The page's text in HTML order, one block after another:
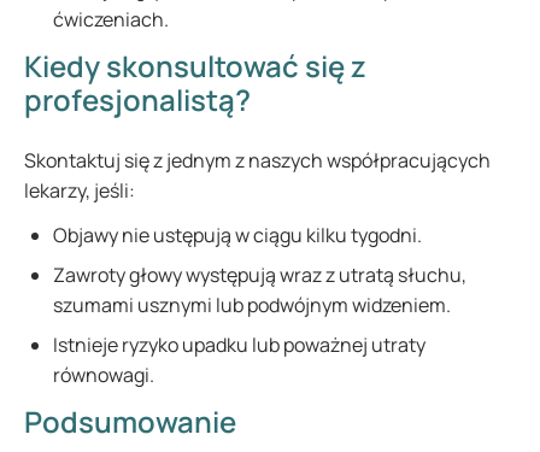
ćwiczeniach.
Kiedy skonsultować się z
profesjonalistą?
Skontaktuj się z jednym z naszych współpracujących
lekarzy, jeśli:
Objawy nie ustępują w ciągu kilku tygodni.
Zawroty głowy występują wraz z utratą słuchu,
szumami usznymi lub podwójnym widzeniem.
Istnieje ryzyko upadku lub poważnej utraty
równowagi.
Podsumowanie